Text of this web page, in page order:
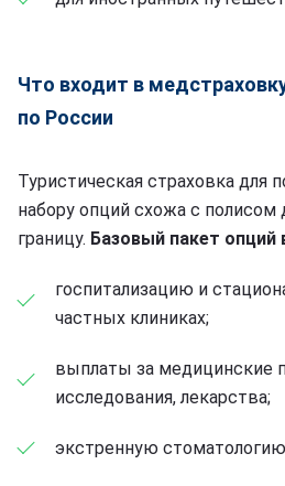
Что входит в
по России
Туристическая страховка для
набору опций схожа с полисом
границу. Базовый пакет опций
госпитализацию и
частных клиниках;
выплаты за медицинские
исследования, лекарства;
экстренную